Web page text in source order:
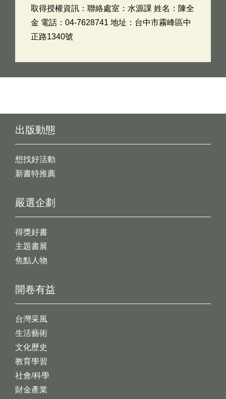
取得授權資訊：聯絡處室：水源課 姓名：陳全
金 電話：04-7628741 地址：台中市霧峰區中
正路1340號
出版動態
想找好活動
新書特推薦
開卷有益
台灣采風
生活藝術
文化歷史
教育學習
社會/科學
財金產業
嚴選企劃
得獎好書
主題書展
焦點人物